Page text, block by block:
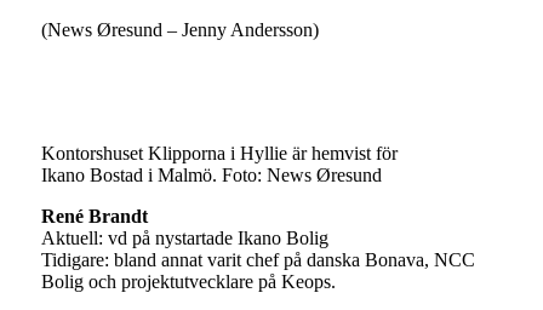
(News Øresund – Jenny Andersson)
Kontorshuset Klipporna i Hyllie är hemvist för
Ikano Bostad i Malmö. Foto: News Øresund
René Brandt
Aktuell: vd på nystartade Ikano Bolig
Tidigare: bland annat varit chef på danska Bonava, NCC
Bolig och projektutvecklare på Keops.